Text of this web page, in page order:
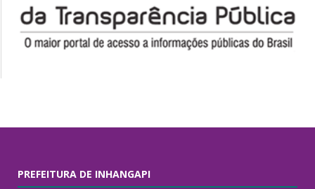
PREFEITURA DE INHANGAPI